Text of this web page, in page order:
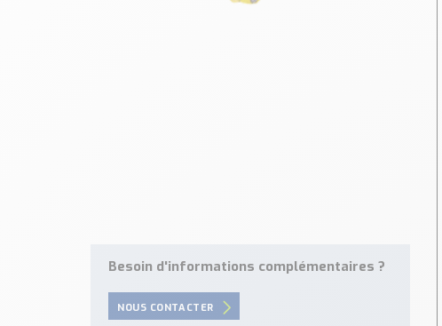
Besoin d'informations complémentaires ?
NOUS CONTACTER